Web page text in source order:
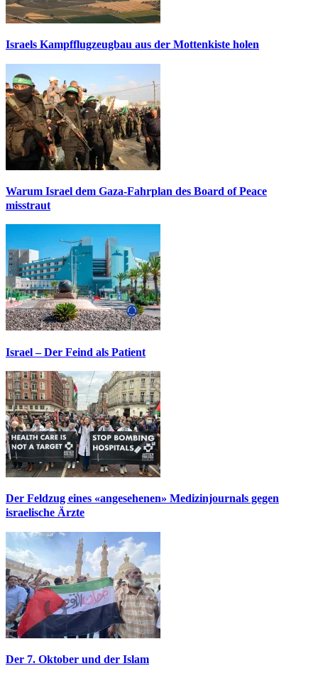
Israels Kampfflugzeugbau aus der Mottenkiste holen
Warum Israel dem Gaza-Fahrplan des Board of Peace
misstraut
Israel – Der Feind als Patient
Der Feldzug eines «angesehenen» Medizinjournals gegen
israelische Ärzte
Der 7. Oktober und der Islam